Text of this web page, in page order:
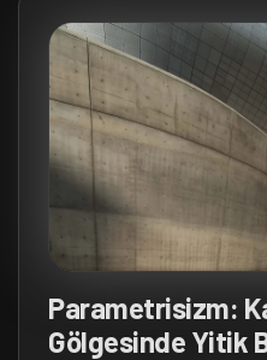
Parametrisizm:
Gölgesinde Yitik